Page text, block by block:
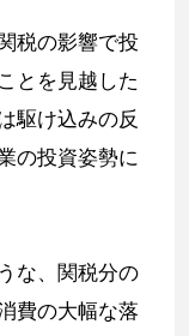
税の影響で投
とを見越した
駆け込みの反
の投資姿勢に
な、関税分の
費の大幅な落